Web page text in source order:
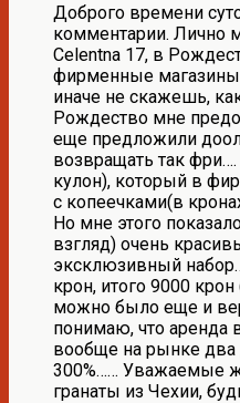
Доброго времени
комментарии. Лично
Celentna 17, в
фирменные
иначе не скажешь,
Рождество мне
еще предложили
возвращать так фри….
кулон), который в
с копеечками(в
Но мне этого
взгляд) очень
эксклюзивный
крон, итого 9000 крон
можно было еще и
понимаю, что аренда
вообще на рынке два
300%…… Уважаемые
гранаты из Чехии,